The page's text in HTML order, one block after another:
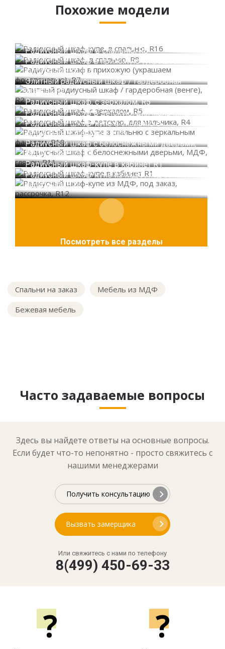
Похожие модели
Радиусный шкаф, в спальню, R8
Радиусный шкаф в прихожую (украшаем
фотопечатью), R7
Элитный радиусный шкаф / гардеробная
(венге), R2
Радиусный шкаф, с зеркалом, R5
Радиусный шкаф в детскую, для мальчика, R4
Радиусный шкаф-купе в спальню с
зеркальным фасадом, R18
Радиусный шкаф с белоснежными дверьми,
МДФ, глянец R11
Радиусный шкаф-купе в кабинет R1
Радиусный шкаф-купе из МДФ, под заказ,
рассрочка, R12
Посмотреть все разделы
Спальни на заказ
Мебель из МДФ
Бежевая мебель
Часто задаваемые вопросы
Здесь вы найдете ответы на основные вопросы.
Если будет что-то непонятно - просто свяжитесь с
нашими менеджерами
Получить консультацию
Вызвать замерщика
Или свяжитесь с нами по телефону
8(499) 450-69-33
? ?